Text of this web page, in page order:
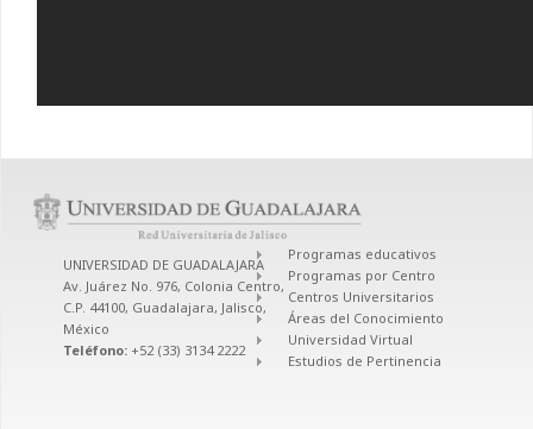
UNIVERSIDAD DE GUADALAJARA
Av. Juárez No. 976, Colonia Centro,
C.P. 44100, Guadalajara, Jalisco,
México
Teléfono: +52 (33) 3134 2222
Programas educativos
Programas por Centro
Centros Universitarios
Áreas del Conocimiento
Universidad Virtual
Estudios de Pertinencia